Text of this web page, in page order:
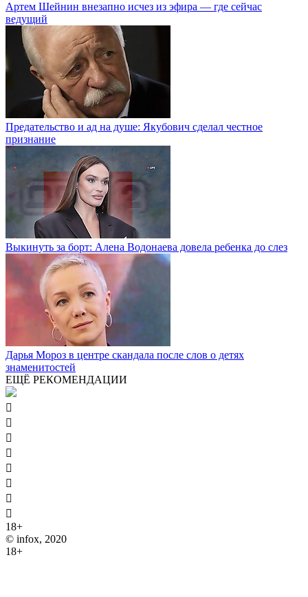
Артем Шейнин внезапно исчез из эфира — где сейчас
ведущий
Предательство и ад на душе: Якубович сделал честное
признание
Выкинуть за борт: Алена Водонаева довела ребенка до слез
Дарья Мороз в центре скандала после слов о детях
знаменитостей
ЕЩЁ РЕКОМЕНДАЦИИ








18+
© infox, 2020
18+